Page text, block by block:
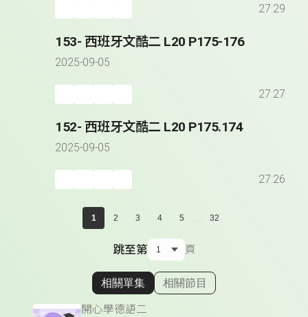
27:29
153- 西班牙文酷二 L20 P175-176
2025-09-05
27:27
152- 西班牙文酷二 L20 P175.174
2025-09-05
27:26
1 2 3 4 5 ... 32
跳至第 頁
顯示相關單集
相關單集 相關節目
開心學德語二